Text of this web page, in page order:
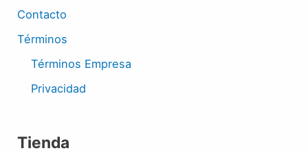
Contacto
Términos
Términos Empresa
Privacidad
Tienda